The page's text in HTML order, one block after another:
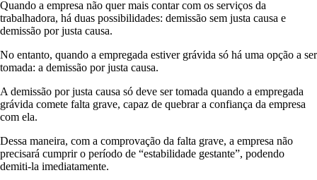
Quando a empresa não quer mais contar com os serviços da
trabalhadora, há duas possibilidades: demissão sem justa causa e
demissão por justa causa.
No entanto, quando a empregada estiver grávida só há uma opção a ser
tomada: a demissão por justa causa.
A demissão por justa causa só deve ser tomada quando a empregada
grávida comete falta grave, capaz de quebrar a confiança da empresa
com ela.
Dessa maneira, com a comprovação da falta grave, a empresa não
precisará cumprir o período de “estabilidade gestante”, podendo
demiti-la imediatamente.